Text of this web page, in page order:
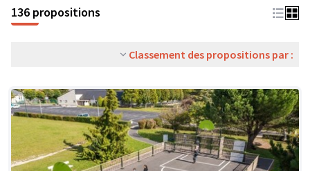
136 propositions
Classement des propositions par :